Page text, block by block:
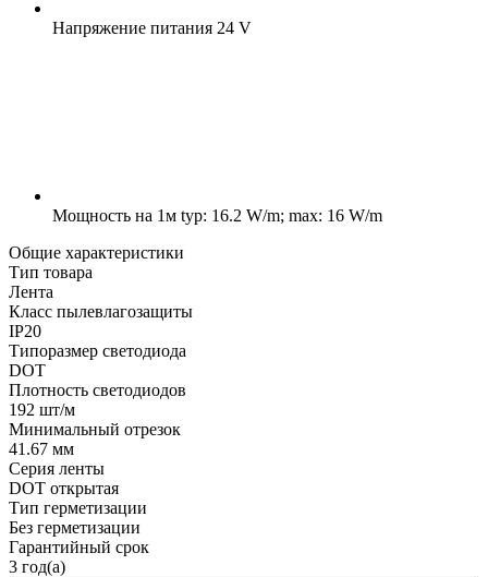
Напряжение питания 24 V
Мощность на 1м typ: 16.2 W/m; max: 16 W/m
Общие характеристики
Тип товара
Лента
Класс пылевлагозащиты
IP20
Типоразмер светодиода
DOT
Плотность светодиодов
192 шт/м
Минимальный отрезок
41.67 мм
Серия ленты
DOT открытая
Тип герметизации
Без герметизации
Гарантийный срок
3 год(а)